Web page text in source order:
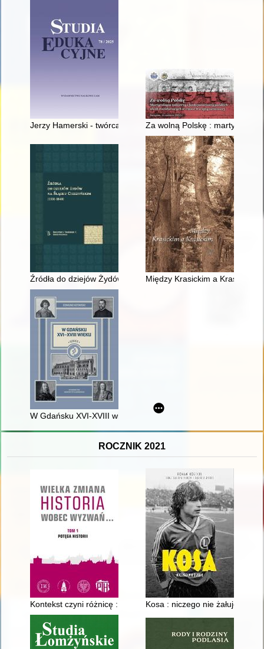
Jerzy Hamerski - twórca poznańskiej pedagogiki "łejerskiej"
Za wolną Polskę : martyrologia
Źródła do dziejów Żydów na Śląsku Cieszyńskim (1531-1848)
Między Krasickim a Krasickim
W Gdańsku XVI-XVIII wieku : szkice
ROCZNIK 2021
Kontekst czyni różnicę : "glosa" do raportu o kondycji polskiej
Kosa : niczego nie żałuję